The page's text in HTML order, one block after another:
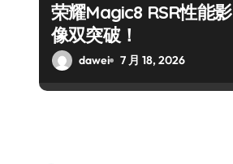
荣耀Magic8 RSR性能影
像双突破！
dawei 7 月 18, 2026